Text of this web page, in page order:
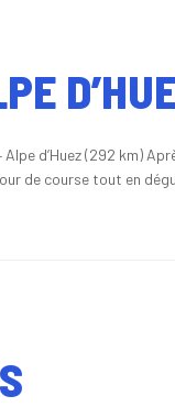
Alpe d’Huez (292 km)
de course tout en